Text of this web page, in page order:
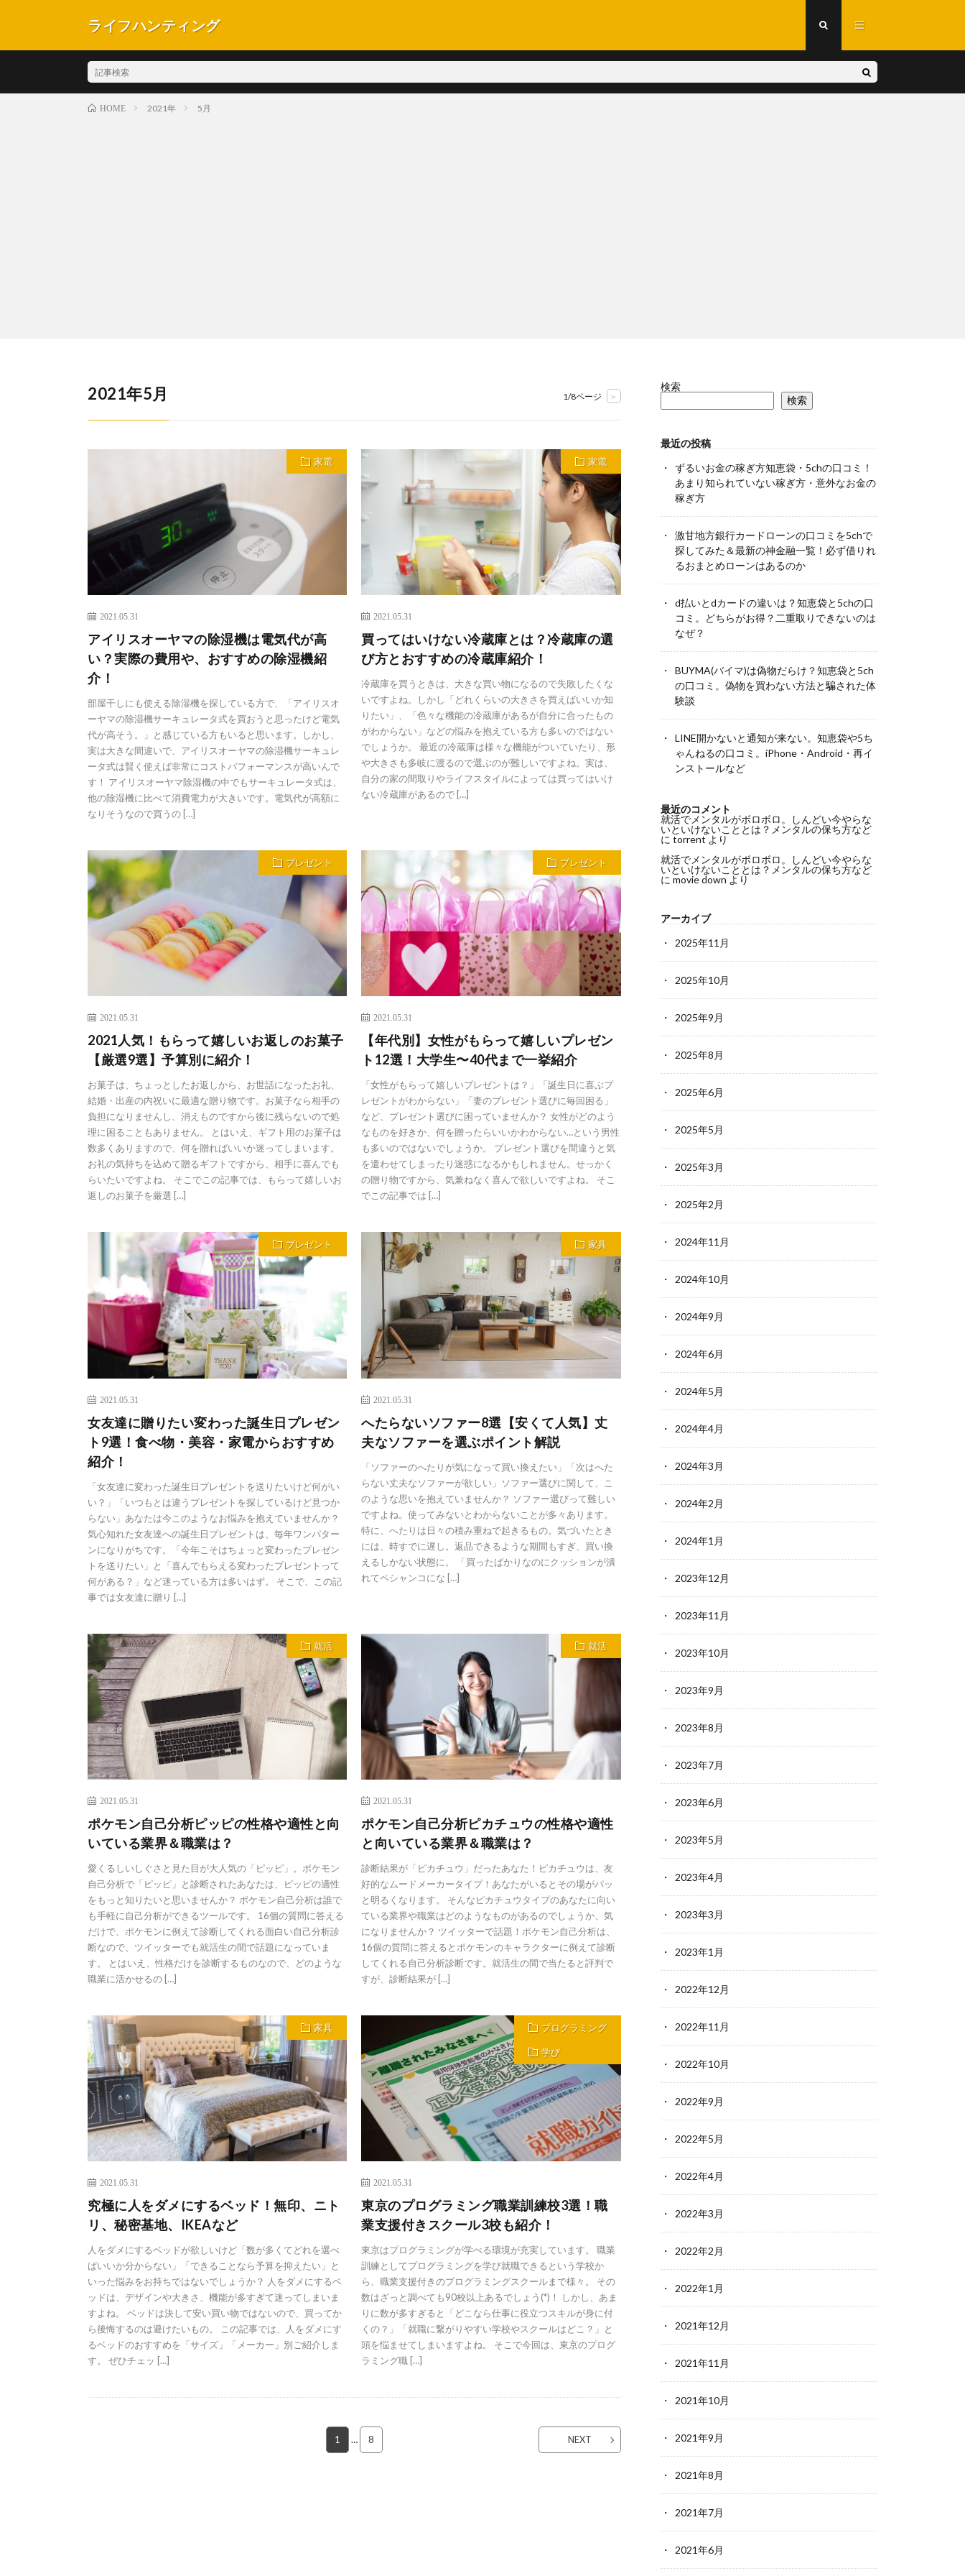
ライフハンティング
HOME 2021年 5月
2021年5月 1/8ページ >
家電
2021.05.31
アイリスオーヤマの除湿機は電気代が高
い？実際の費用や、おすすめの除湿機紹
介！
部屋干しにも使える除湿機を探している方で、「アイリスオ
ーヤマの除湿機サーキュレータ式を買おうと思ったけど電気
代が高そう。」と感じている方もいると思います。しかし、
実は大きな間違いで、アイリスオーヤマの除湿機サーキュレ
ータ式は賢く使えば非常にコストパフォーマンスが高いんで
す！ アイリスオーヤマ除湿機の中でもサーキュレータ式は、
他の除湿機に比べて消費電力が大きいです。電気代が高額に
なりそうなので買うの […]
家電
2021.05.31
買ってはいけない冷蔵庫とは？冷蔵庫の選
び方とおすすめの冷蔵庫紹介！
冷蔵庫を買うときは、大きな買い物になるので失敗したくな
いですよね。しかし「どれくらいの大きさを買えばいいか知
りたい」、「色々な機能の冷蔵庫があるが自分に合ったもの
がわからない」などの悩みを抱えている方も多いのではない
でしょうか。 最近の冷蔵庫は様々な機能がついていたり、形
や大きさも多岐に渡るので選ぶのが難しいですよね。実は、
自分の家の間取りやライフスタイルによっては買ってはいけ
ない冷蔵庫があるので […]
プレゼント
2021.05.31
2021人気！もらって嬉しいお返しのお菓子
【厳選9選】予算別に紹介！
お菓子は、ちょっとしたお返しから、お世話になったお礼、
結婚・出産の内祝いに最適な贈り物です。お菓子なら相手の
負担になりませんし、消えものですから後に残らないので処
理に困ることもありません。 とはいえ、ギフト用のお菓子は
数多くありますので、何を贈ればいいか迷ってしまいます。
お礼の気持ちを込めて贈るギフトですから、相手に喜んでも
らいたいですよね。 そこでこの記事では、もらって嬉しいお
返しのお菓子を厳選 […]
プレゼント
2021.05.31
【年代別】女性がもらって嬉しいプレゼン
ト12選！大学生〜40代まで一挙紹介
「女性がもらって嬉しいプレゼントは？」「誕生日に喜ぶプ
レゼントがわからない」「妻のプレゼント選びに毎回困る」
など、プレゼント選びに困っていませんか？ 女性がどのよう
なものを好きか、何を贈ったらいいかわからない…という男性
も多いのではないでしょうか。 プレゼント選びを間違うと気
を遣わせてしまったり迷惑になるかもしれません。せっかく
の贈り物ですから、気兼ねなく喜んで欲しいですよね。 そこ
でこの記事では […]
プレゼント
2021.05.31
女友達に贈りたい変わった誕生日プレゼン
ト9選！食べ物・美容・家電からおすすめ
紹介！
「女友達に変わった誕生日プレゼントを送りたいけど何がい
い？」「いつもとは違うプレゼントを探しているけど見つか
らない」あなたは今このようなお悩みを抱えていませんか？
気心知れた女友達への誕生日プレゼントは、毎年ワンパター
ンになりがちです。「今年こそはちょっと変わったプレゼン
トを送りたい」と「喜んでもらえる変わったプレゼントって
何がある？」など迷っている方は多いはず。 そこで、この記
事では女友達に贈り […]
家具
2021.05.31
へたらないソファー8選【安くて人気】丈
夫なソファーを選ぶポイント解説
「ソファーのへたりが気になって買い換えたい」「次はへた
らない丈夫なソファーが欲しい」ソファー選びに関して、こ
のような思いを抱えていませんか？ ソファー選びって難しい
ですよね。使ってみないとわからないことが多々あります。
特に、へたりは日々の積み重ねで起きるもの。気づいたとき
には、時すでに遅し。返品できるような期間もすぎ、買い換
えるしかない状態に。 「買ったばかりなのにクッションが潰
れてペシャンコにな […]
就活
2021.05.31
ポケモン自己分析ピッピの性格や適性と向
いている業界＆職業は？
愛くるしいしぐさと見た目が大人気の「ピッピ」。ポケモン
自己分析で「ピッピ」と診断されたあなたは、ピッピの適性
をもっと知りたいと思いませんか？ ポケモン自己分析は誰で
も手軽に自己分析ができるツールです。 16個の質問に答える
だけで、ポケモンに例えて診断してくれる面白い自己分析診
断なので、ツイッターでも就活生の間で話題になっていま
す。 とはいえ、性格だけを診断するものなので、どのような
職業に活かせるの […]
就活
2021.05.31
ポケモン自己分析ピカチュウの性格や適性
と向いている業界＆職業は？
診断結果が「ピカチュウ」だったあなた！ピカチュウは、友
好的なムードメーカータイプ！あなたがいるとその場がパッ
と明るくなります。 そんなピカチュウタイプのあなたに向い
ている業界や職業はどのようなものがあるのでしょうか、気
になりませんか？ ツイッターで話題！ポケモン自己分析は、
16個の質問に答えるとポケモンのキャラクターに例えて診断
してくれる自己分析診断です。就活生の間で当たると評判で
すが、診断結果が […]
家具
2021.05.31
究極に人をダメにするベッド！無印、ニト
リ、秘密基地、IKEAなど
人をダメにするベッドが欲しいけど「数が多くてどれを選べ
ばいいか分からない」「できることなら予算を抑えたい」と
いった悩みをお持ちではないでしょうか？ 人をダメにするベ
ッドは、デザインや大きさ、機能が多すぎて迷ってしまいま
すよね。 ベッドは決して安い買い物ではないので、買ってか
ら後悔するのは避けたいもの。 この記事では、人をダメにす
るベッドのおすすめを「サイズ」「メーカー」別ご紹介しま
す。 ぜひチェッ […]
プログラミング
学び
2021.05.31
東京のプログラミング職業訓練校3選！職
業支援付きスクール3校も紹介！
東京はプログラミングが学べる環境が充実しています。 職業
訓練としてプログラミングを学び就職できるという学校か
ら、職業支援付きのプログラミングスクールまで様々。 その
数はざっと調べても90校以上あるでしょう(*)！ しかし、あま
りに数が多すぎると「どこなら仕事に役立つスキルが身に付
くの？」「就職に繋がりやすい学校やスクールはどこ？」と
頭を悩ませてしまいますよね。 そこで今回は、東京のプログ
ラミング職 […]
1 … 8 NEXT
検索
検索
最近の投稿
ずるいお金の稼ぎ方知恵袋・5chの口コミ！
あまり知られていない稼ぎ方・意外なお金の
稼ぎ方
激甘地方銀行カードローンの口コミを5chで
探してみた＆最新の神金融一覧！必ず借りれ
るおまとめローンはあるのか
d払いとdカードの違いは？知恵袋と5chの口
コミ。どちらがお得？二重取りできないのは
なぜ？
BUYMA(バイマ)は偽物だらけ？知恵袋と5ch
の口コミ。偽物を買わない方法と騙された体
験談
LINE開かないと通知が来ない。知恵袋や5ち
ゃんねるの口コミ。iPhone・Android・再イ
ンストールなど
最近のコメント
就活でメンタルがボロボロ。しんどい今やらな
いといけないこととは？メンタルの保ち方など
に torrentより
就活でメンタルがボロボロ。しんどい今やらな
いといけないこととは？メンタルの保ち方など
に movie down より
アーカイブ
2025年11月
2025年10月
2025年9月
2025年8月
2025年6月
2025年5月
2025年3月
2025年2月
2024年11月
2024年10月
2024年9月
2024年6月
2024年5月
2024年4月
2024年3月
2024年2月
2024年1月
2023年12月
2023年11月
2023年10月
2023年9月
2023年8月
2023年7月
2023年6月
2023年5月
2023年4月
2023年3月
2023年1月
2022年12月
2022年11月
2022年10月
2022年9月
2022年5月
2022年4月
2022年3月
2022年2月
2022年1月
2021年12月
2021年11月
2021年10月
2021年9月
2021年8月
2021年7月
2021年6月